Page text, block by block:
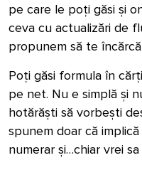
pe care le poți găsi și
ceva cu actualizări de
propunem să te
Poți găsi formula în
pe net. Nu e simplă și
hotărăști să vorbești
spunem doar că
numerar și…chiar vrei